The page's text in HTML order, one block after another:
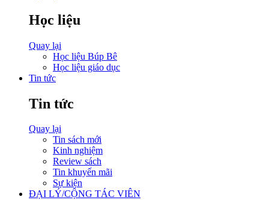
Học liệu
Quay lại
Học liệu Búp Bê
Học liệu giáo dục
Tin tức
Tin tức
Quay lại
Tin sách mới
Kinh nghiệm
Review sách
Tin khuyến mãi
Sự kiện
ĐẠI LÝ/CỘNG TÁC VIÊN